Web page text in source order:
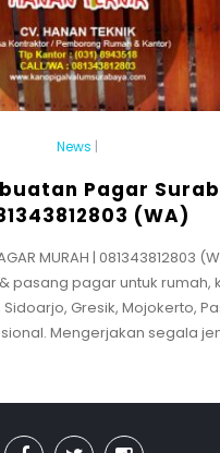
News |
Pagar
(WA)
MURAH | 081343812803
& pasang pagar untuk rumah,
Gresik, Mojokerto,
Mengerjakan segala